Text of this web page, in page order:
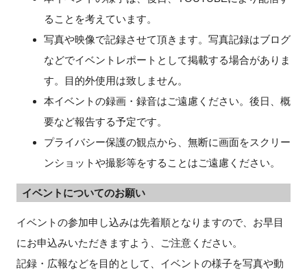
ることを考えています。
写真や映像で記録させて頂きます。写真記録はブログ
などでイベントレポートとして掲載する場合がありま
す。目的外使用は致しません。
本イベントの録画・録音はご遠慮ください。後日、概
要など報告する予定です。
プライバシー保護の観点から、無断に画面をスクリー
ンショットや撮影等をすることはご遠慮ください。
イベントについてのお願い
イベントの参加申し込みは先着順となりますので、お早目
にお申込みいただきますよう、ご注意ください。
記録・広報などを目的として、イベントの様子を写真や動